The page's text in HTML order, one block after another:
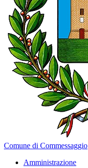
Comune di Commessaggio
Amministrazione